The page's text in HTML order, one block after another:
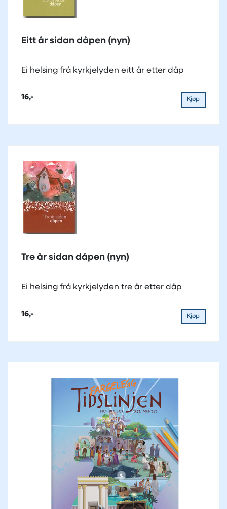
Eitt år sidan dåpen (nyn)
Ei helsing frå kyrkjelyden eitt år etter dåp
16,- Kjøp
Tre år sidan dåpen (nyn)
Ei helsing frå kyrkjelyden tre år etter dåp
16,- Kjøp